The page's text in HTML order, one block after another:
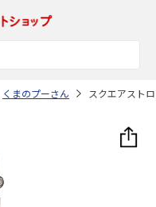
くまのプーさん スクエアスト